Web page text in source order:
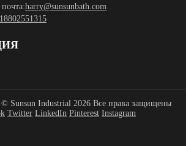
harry@sunsunbath.com
© Sunsun Industrial 2026 Все права защищены
Twitter LinkedIn Pinterest Instagram